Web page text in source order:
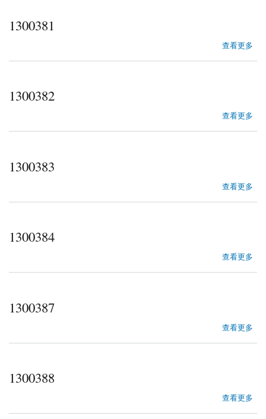
1300381
查看更多
1300382
查看更多
1300383
查看更多
1300384
查看更多
1300387
查看更多
1300388
查看更多